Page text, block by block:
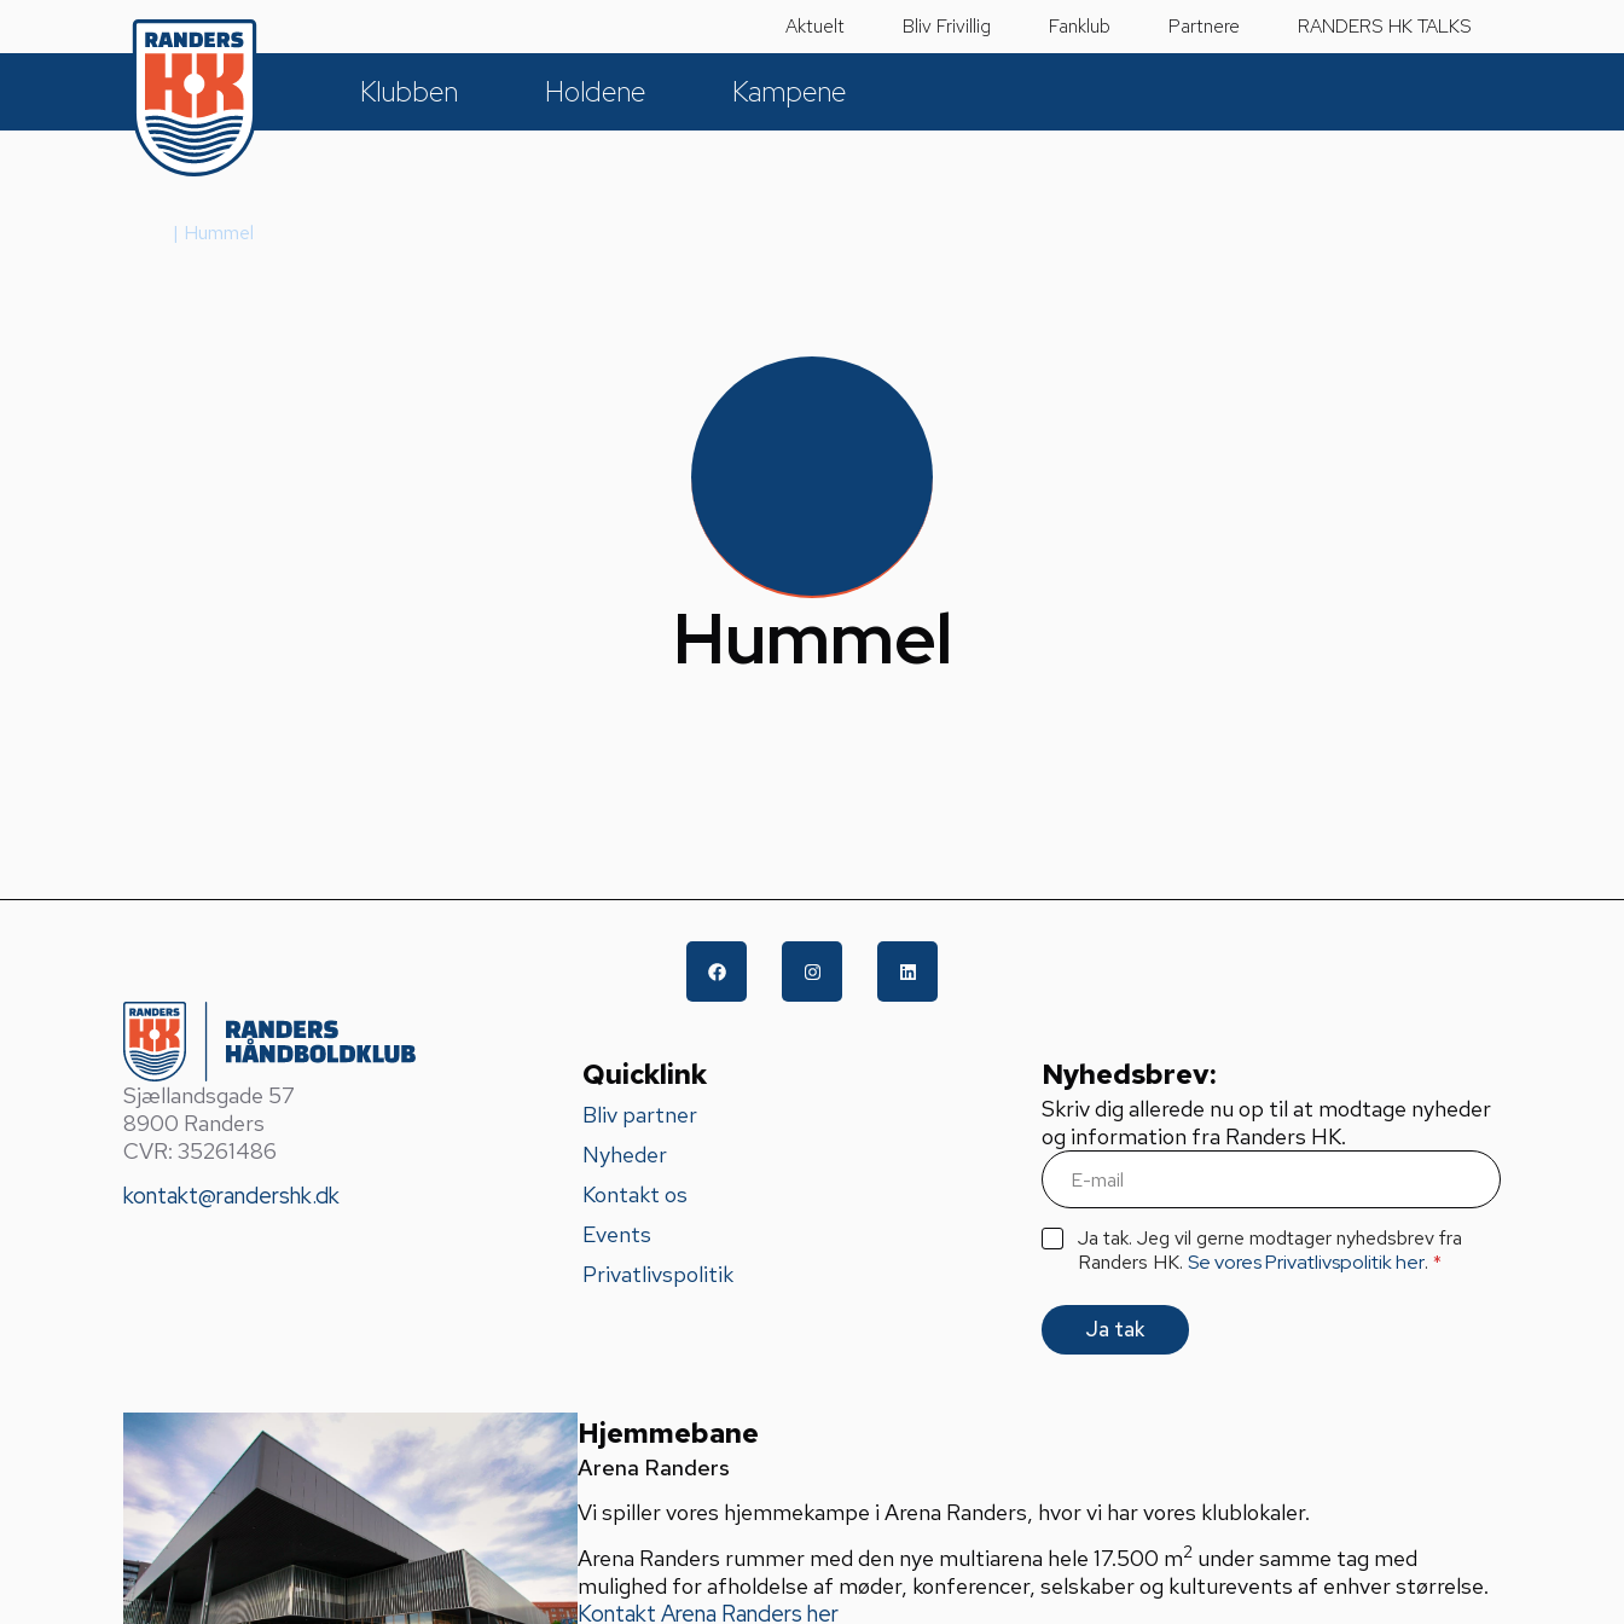
Aktuelt Bliv Frivillig Fanklub Partnere RANDERS HK TALKS
Klubben Holdene Kampene
| Hummel
Hummel
Sjællandsgade 57
8900 Randers
CVR: 35261486
kontakt@randershk.dk
Quicklink
Bliv partner
Nyheder
Kontakt os
Events
Privatlivspolitik
Nyhedsbrev:
Skriv dig allerede nu op til at modtage nyheder
og information fra Randers HK.
E
m
a
i
l
G
R
A
g
t
Ja tak. Jeg vil gerne modtager nyhedsbrev fra
Randers HK. Se vores Privatlivspolitik her. *
Ja tak
Hjemmebane
Arena Randers
Vi spiller vores hjemmekampe i Arena Randers, hvor vi har vores klublokaler.
Arena Randers rummer med den nye multiarena hele 17.500 m2 under samme tag med
mulighed for afholdelse af møder, konferencer, selskaber og kulturevents af enhver størrelse.
Kontakt Arena Randers her